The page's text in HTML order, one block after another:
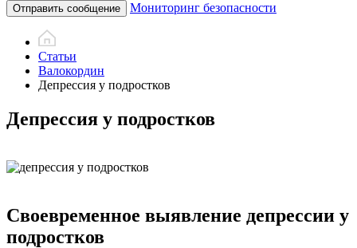
Отправить сообщение Мониторинг безопасности
Статьи
Валокордин
Депрессия у подростков
Депрессия у подростков
Своевременное выявление депрессии у
подростков